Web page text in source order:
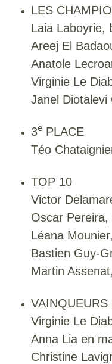
LES
Laia Laboyrie,
Areej El
Anatole
Virginie Le
Janel Diotalevi
3e PLACE
Téo
TOP 10
Victor
Oscar Pereira,
Léana
Bastien Guy-
Martin
Virginie Le
Anna Lia en
Christine